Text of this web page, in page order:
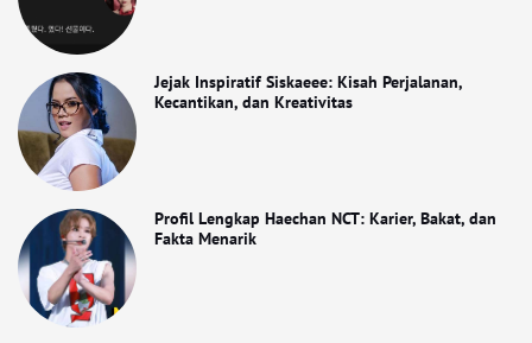
Jejak Inspiratif Siskaeee: Kisah Perjalanan,
Kecantikan, dan Kreativitas
Profil Lengkap Haechan NCT: Karier, Bakat, dan
Fakta Menarik